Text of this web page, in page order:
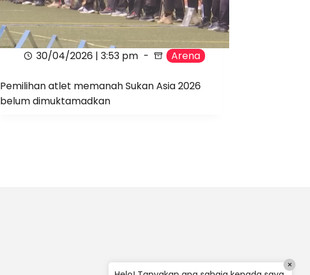
30/04/2026 | 3:53 pm Arena
Pemilihan atlet memanah Sukan Asia 2026
belum dimuktamadkan
×